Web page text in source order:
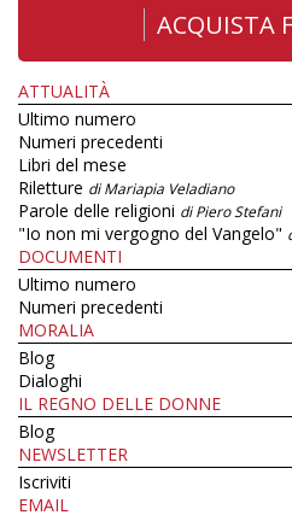
ACQUISTA
ATTUALITÀ
Ultimo numero
Numeri precedenti
Libri del mese
Riletture di Mariapia Veladiano
Parole delle religioni di Piero Stefani
"Io non mi vergogno del Vangelo"
DOCUMENTI
Ultimo numero
Numeri precedenti
MORALIA
Blog
Dialoghi
IL REGNO DELLE DONNE
Blog
NEWSLETTER
Iscriviti
EMAIL